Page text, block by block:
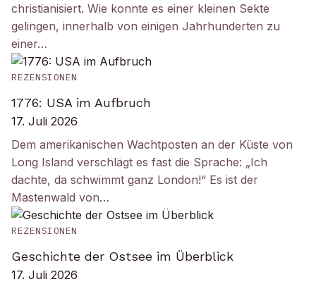
christianisiert. Wie konnte es einer kleinen Sekte
gelingen, innerhalb von einigen Jahrhunderten zu
einer…
REZENSIONEN
1776: USA im Aufbruch
17. Juli 2026
Dem amerikanischen Wachtposten an der Küste von
Long Island verschlägt es fast die Sprache: „Ich
dachte, da schwimmt ganz London!“ Es ist der
Mastenwald von…
REZENSIONEN
Geschichte der Ostsee im Überblick
17. Juli 2026